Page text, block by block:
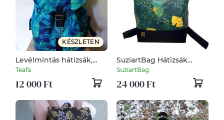
KÉSZLETEN
Levélmintás hátizsák,
vizlepergető canvas
Teafa
12 000 Ft
SuziartBag Hátizsák
fekete ginkgo mitás
SuziartBag
24 000 Ft